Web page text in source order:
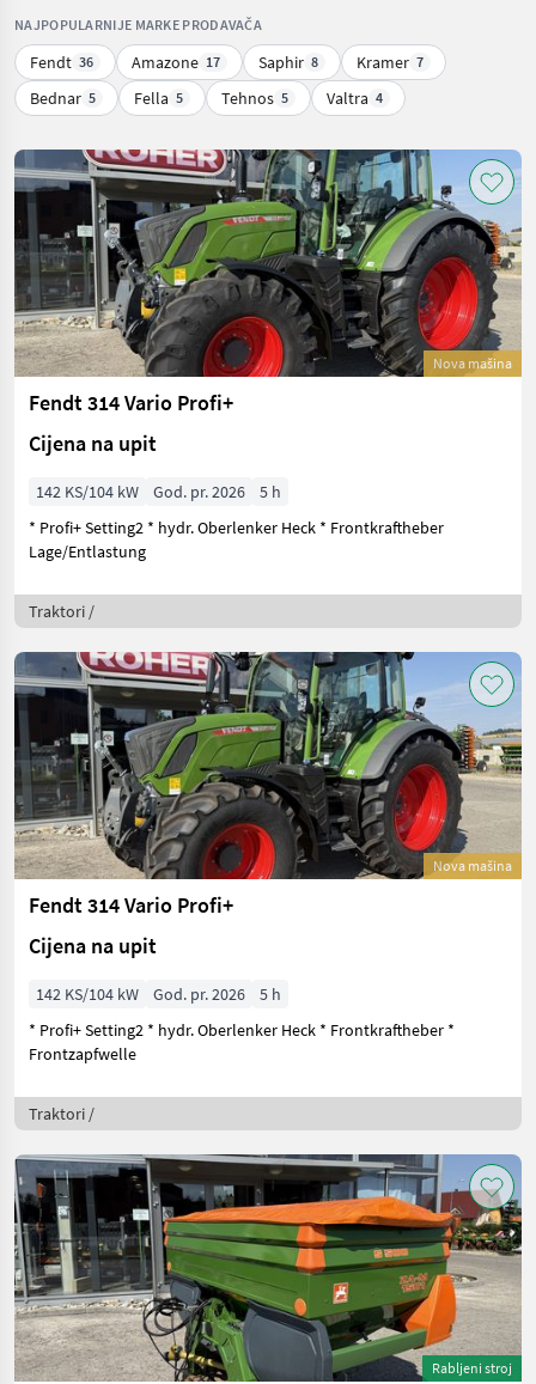
NAJPOPULARNIJE MARKE PRODAVAČA
Fendt 36 Amazone 17 Saphir 8 Kramer 7
Bednar 5 Fella 5 Tehnos 5 Valtra 4
Nova mašina
Fendt 314 Vario Profi+
Cijena na upit
142 KS/104 kW God. pr. 2026
5 h
* Profi+ Setting2 * hydr. Oberlenker Heck * Frontkraftheber
Lage/Entlastung
Traktori /
Nova mašina
Fendt 314 Vario Profi+
Cijena na upit
142 KS/104 kW God. pr. 2026
5 h
* Profi+ Setting2 * hydr. Oberlenker Heck * Frontkraftheber *
Frontzapfwelle
Traktori /
Rabljeni stroj